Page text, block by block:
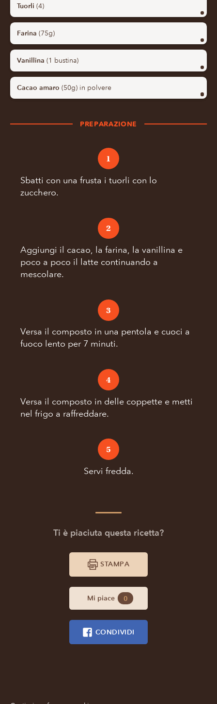
Tuorli (4)
Farina (75g)
Vanillina (1 bustina)
Cacao amaro (50g) in polvere
PREPARAZIONE
1
Sbatti con una frusta i tuorli con lo
zucchero.
2
Aggiungi il cacao, la farina, la vanillina e
poco a poco il latte continuando a
mescolare.
3
Versa il composto in una pentola e cuoci a
fuoco lento per 7 minuti.
4
Versa il composto in delle coppette e metti
nel frigo a raffreddare.
5
Servi fredda.
Ti è piaciuta questa ricetta?
STAMPA
Mi piace 0
CONDIVIDI